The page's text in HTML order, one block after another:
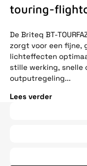
touring-
De Briteq BT-
zorgt voor een fijne,
lichteffecten
stille werking, snelle
outputregeling...
Lees verder